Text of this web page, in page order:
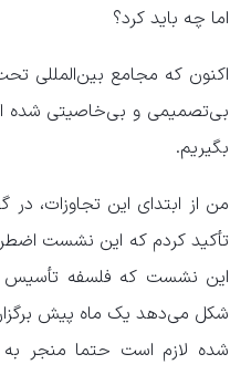
اما چه باید کرد؟
اکنون که مجامع بین‌المللی
بی‌تصمیمی و بی‌خاصیتی شده
بگیریم.
من از ابتدای این تجاوزات،
تأکید کردم که این نشست
این نشست که فلسفه تأسیس
شکل می‌دهد یک ماه پیش برگزار
شده لازم است حتما منجر